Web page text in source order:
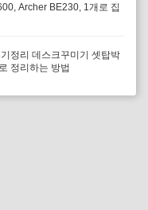
Archer BE230, 1개로 집
정리 데스크꾸미기 셋탑박
정리하는 방법